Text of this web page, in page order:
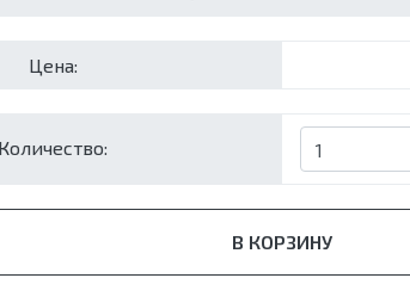
Цена:
Количество:
В КОРЗИНУ